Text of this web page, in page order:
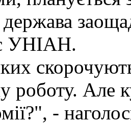
держава
УНІАН.
роботу. Але
-